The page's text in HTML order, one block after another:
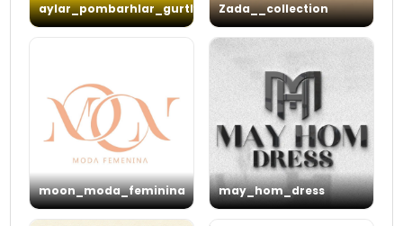
aylar_pombarhlar_gurtly Zada__collection
moon_moda_feminina may_hom_dress